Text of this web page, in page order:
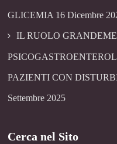
GLICEMIA 16 Dicembre
IL RUOLO
PAZIENTI CON
Settembre 2025
Cerca nel Sito